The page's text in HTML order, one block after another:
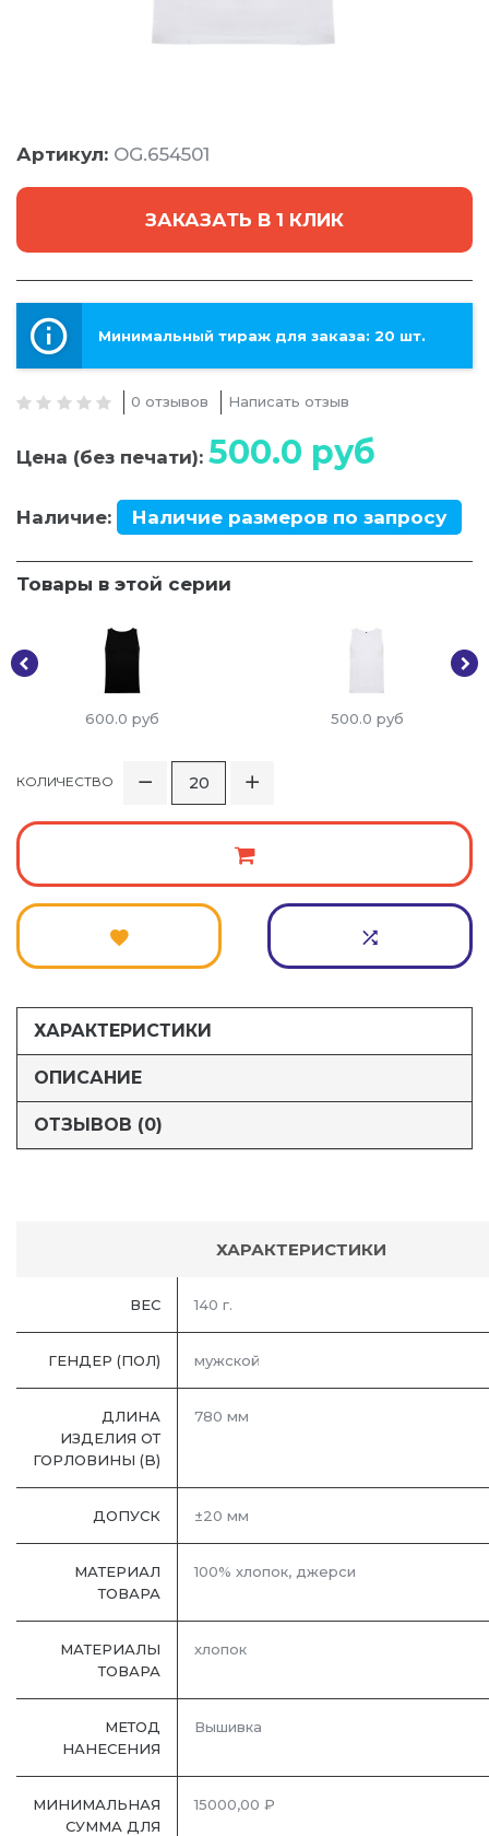
Артикул: OG.654501
ЗАКАЗАТЬ В 1 КЛИК
Минимальный тираж для заказа: 20 шт.
0 отзывов Написать отзыв
Цена (без печати): 500.0 руб
Наличие: Наличие размеров по запросу
Товары в этой серии
600.0 руб 500.0 руб
КОЛИЧЕСТВО
ХАРАКТЕРИСТИКИ
ОПИСАНИЕ
ОТЗЫВОВ (0)
ХАРАКТЕРИСТИКИ
ВЕС 140 г.
ГЕНДЕР (ПОЛ) мужской
ДЛИНА
ИЗДЕЛИЯ ОТ
ГОРЛОВИНЫ (B)
780 мм
ДОПУСК ±20 мм
МАТЕРИАЛ
ТОВАРА
100% хлопок, джерси
МАТЕРИАЛЫ
ТОВАРА
хлопок
МЕТОД
НАНЕСЕНИЯ
Вышивка
МИНИМАЛЬНАЯ
СУММА ДЛЯ
15000,00 ₽